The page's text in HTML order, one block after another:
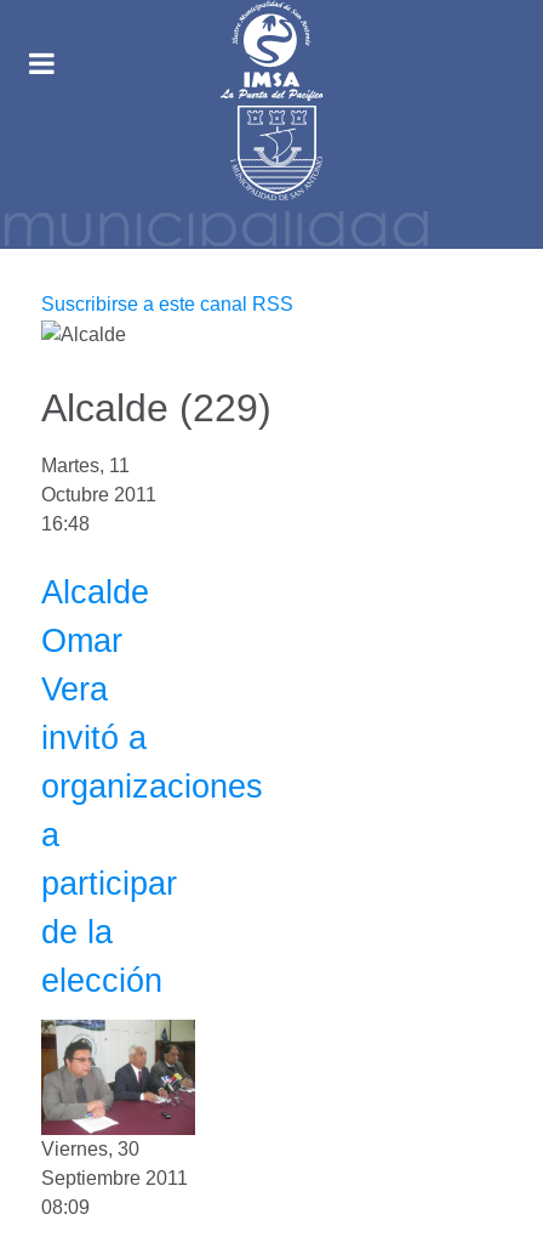
Suscribirse a este canal RSS
Alcalde (229)
Martes, 11
Octubre 2011
16:48
Alcalde
Omar
Vera
invitó a
organizaciones
a
participar
de la
elección
Viernes, 30
Septiembre 2011
08:09